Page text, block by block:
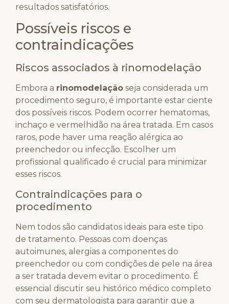
resultados satisfatórios.
Possíveis riscos e
contraindicações
Riscos associados à rinomodelação
Embora a rinomodelação seja considerada um
procedimento seguro, é importante estar ciente
dos possíveis riscos. Podem ocorrer hematomas,
inchaço e vermelhidão na área tratada. Em casos
raros, pode haver uma reação alérgica ao
preenchedor ou infecção. Escolher um
profissional qualificado é crucial para minimizar
esses riscos.
Contraindicações para o
procedimento
Nem todos são candidatos ideais para este tipo
de tratamento. Pessoas com doenças
autoimunes, alergias a componentes do
preenchedor ou com condições de pele na área
a ser tratada devem evitar o procedimento. É
essencial discutir seu histórico médico completo
com seu dermatologista para garantir que a